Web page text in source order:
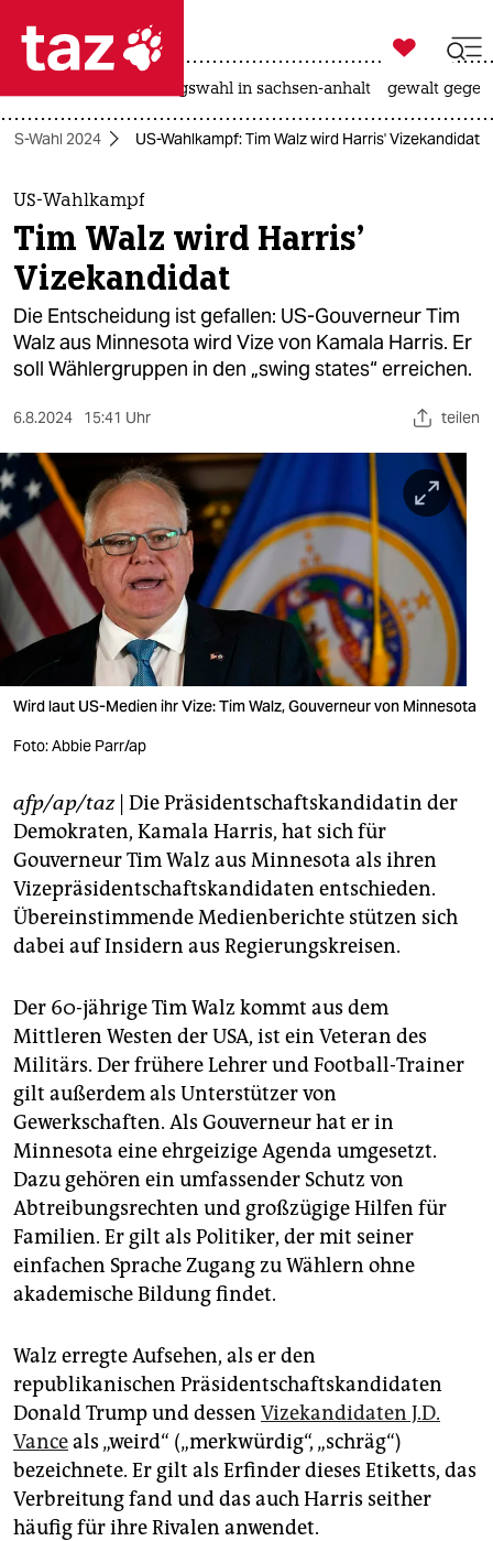
 taz zahl ich
taz zahl ich
themen
politik
öko
gesellschaft
sport
berlin
nord
wahrheit
verlag
verlag
fragen & hilfe
unterstützen
abo
genossenschaft

taz zahl ich
landtagswahl in sachsen-anhalt gewalt
US-Wahl 2024 US-Wahlkampf: Tim Walz wird Harris' Vizekandidat
US-Wahlkampf
Tim Walz wird Harris'
Vizekandidat
Die Entscheidung ist gefallen: US-Gouverneur Tim
Walz aus Minnesota wird Vize von Kamala Harris. Er
soll Wählergruppen in den „swing states“ erreichen.
6.8.2024 15:41 Uhr teilen
Wird laut US-Medien ihr Vize: Tim Walz, Gouverneur von Minnesota
Foto: Abbie Parr/ap
afp/ap/taz| Die Präsidentschaftskandidatin der
Demokraten, Kamala Harris, hat sich für
Gouverneur Tim Walz aus Minnesota als ihren
Vizepräsidentschaftskandidaten entschieden.
Übereinstimmende Medienberichte stützen sich
dabei auf Insidern aus Regierungskreisen.
Der 60-jährige Tim Walz kommt aus dem
Mittleren Westen der USA, ist ein Veteran des
Militärs. Der frühere Lehrer und Football-Trainer
gilt außerdem als Unterstützer von
Gewerkschaften. Als Gouverneur hat er in
Minnesota eine ehrgeizige Agenda umgesetzt.
Dazu gehören ein umfassender Schutz von
Abtreibungsrechten und großzügige Hilfen für
Familien. Er gilt als Politiker, der mit seiner
einfachen Sprache Zugang zu Wählern ohne
akademische Bildung findet.
Walz erregte Aufsehen, als er den
republikanischen Präsidentschaftskandidaten
Donald Trump und dessen Vizekandidaten J.D.
Vanceals „weird“ („merkwürdig“, „schräg“)
bezeichnete. Er gilt als Erfinder dieses Etiketts, das
Verbreitung fand und das auch Harris seither
häufig für ihre Rivalen anwendet.